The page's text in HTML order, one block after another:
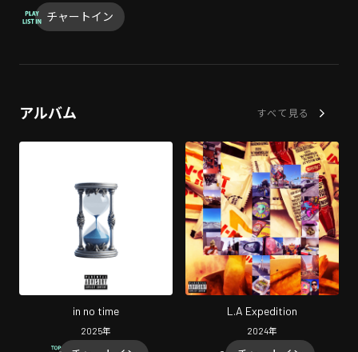
チャートイン
アルバム すべて見る
in no time
2025年
L.A Expedition
2024年